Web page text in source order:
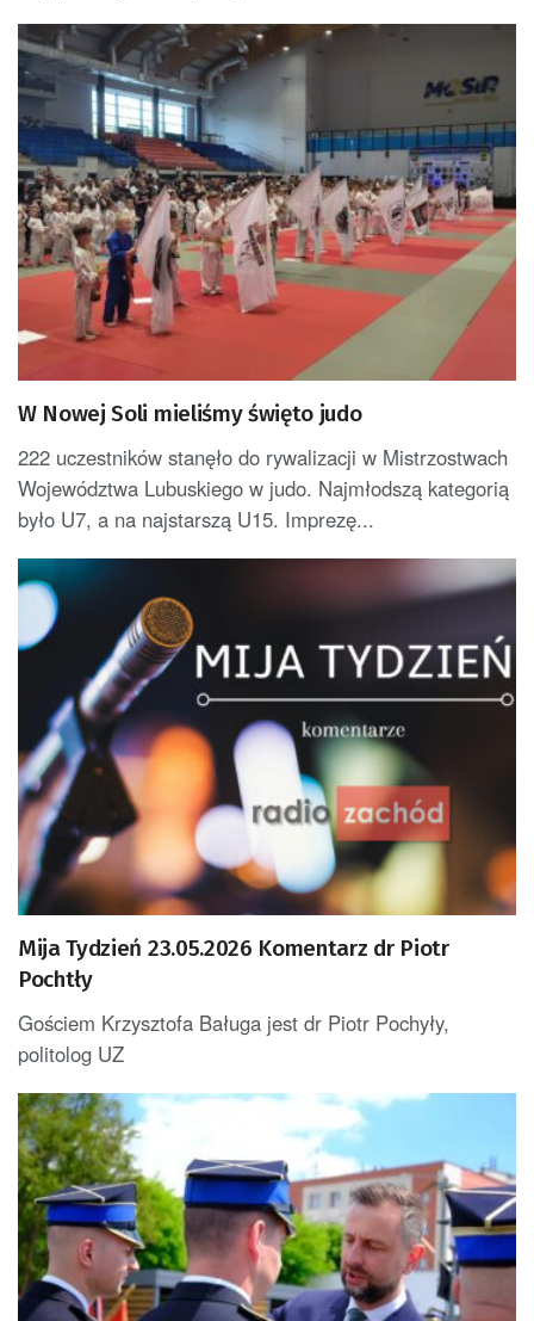
W Nowej Soli mieliśmy święto judo
222 uczestników stanęło do rywalizacji w Mistrzostwach
Województwa Lubuskiego w judo. Najmłodszą kategorią
było U7, a na najstarszą U15. Imprezę...
Mija Tydzień 23.05.2026 Komentarz dr Piotr
Pochtły
Gościem Krzysztofa Baługa jest dr Piotr Pochyły,
politolog UZ